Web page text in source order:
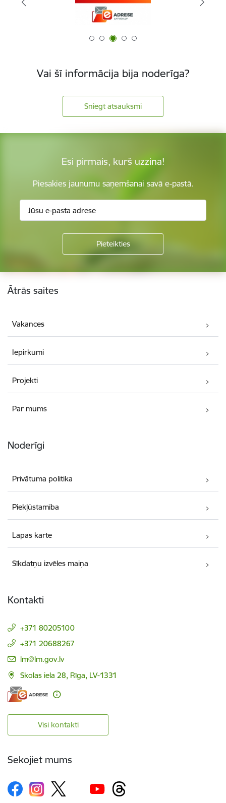
Vai šī informācija bija noderīga?
Sniegt atsauksmi
Esi pirmais, kurš uzzina!
Piesakies jaunumu saņemšanai savā e-pastā.
Kājene
Ātrās saites
Vakances
Iepirkumi
Projekti
Par mums
Noderīgi
Privātuma politika
Piekļūstamība
Lapas karte
Sīkdatņu izvēles maiņa
Kontakti
+371 80205100
+371 20688267
E-pasts:
lm@lm.gov.lv
Skolas iela 28, Rīga, LV-1331
Visi kontakti
Sekojiet mums